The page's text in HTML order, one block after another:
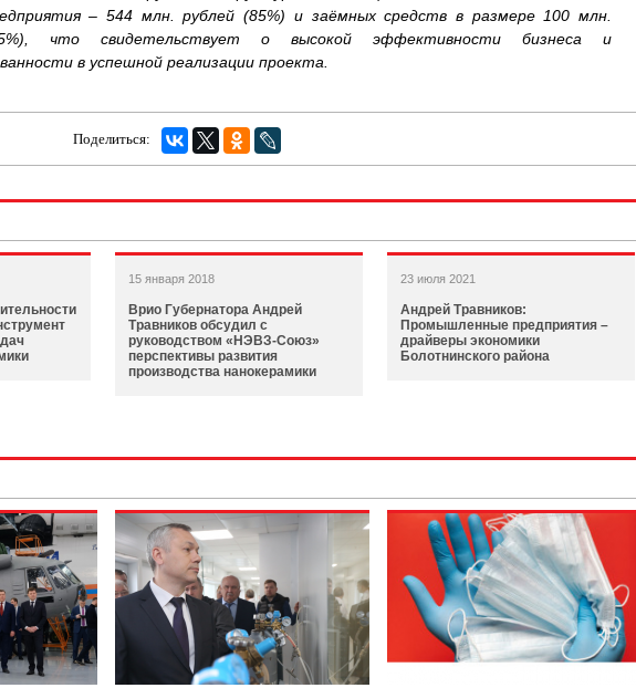
– 544 млн. рублей (85%) и заёмных средств в размере 100 млн.
что свидетельствует о высокой эффективности бизнеса и
в успешной реализации проекта.
Поделиться:
15 января 2018
Врио Губернатора Андрей
Травников обсудил с
руководством «НЭВЗ-Союз»
перспективы развития
производства нанокерамики
23 июля 2021
Андрей Травников:
Промышленные предприятия –
драйверы экономики
Болотнинского района